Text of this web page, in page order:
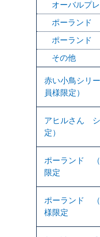
オーバルプ
ポーランド
ポーランド
その他
赤い小鳥シリ
員様限定）
アヒルさん シ
定）
ポーランド （
限定
ポーランド （
様限定